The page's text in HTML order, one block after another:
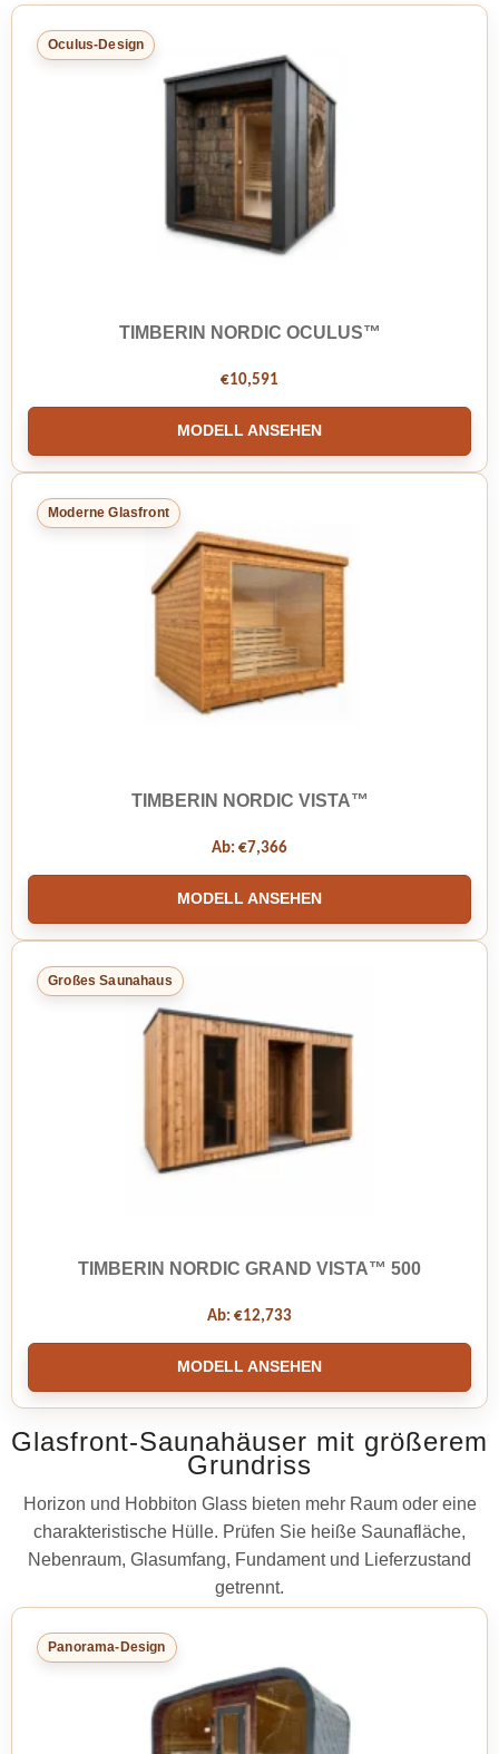
Oculus-Design
TIMBERIN NORDIC OCULUS™
€10,591
MODELL ANSEHEN
Moderne Glasfront
TIMBERIN NORDIC VISTA™
Ab: €7,366
MODELL ANSEHEN
Großes Saunahaus
TIMBERIN NORDIC GRAND VISTA™ 500
Ab: €12,733
MODELL ANSEHEN
Glasfront-Saunahäuser mit größerem
Grundriss
Horizon und Hobbiton Glass bieten mehr Raum oder eine
charakteristische Hülle. Prüfen Sie heiße Saunafläche,
Nebenraum, Glasumfang, Fundament und Lieferzustand
getrennt.
Panorama-Design